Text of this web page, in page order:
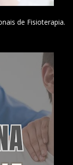
de Fisioterapia.